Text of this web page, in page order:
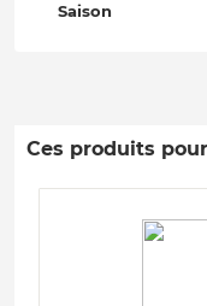
Saison
Ces produits